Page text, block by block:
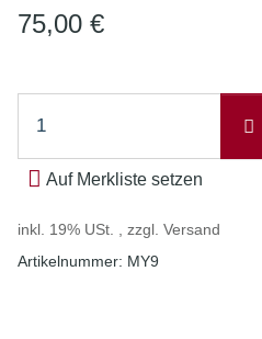
75,00 €
Auf Merkliste setzen
inkl. 19% USt. , zzgl. Versand
Artikelnummer: MY9